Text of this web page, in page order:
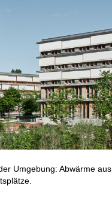
Umgebung: Abwärme aus